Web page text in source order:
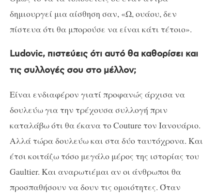
δημιουργεί μια αίσθηση σαν, «Ω, ουάου, δεν
πίστευα ότι θα μπορούσε να είναι κάτι τέτοιο».
Ludovic, πιστεύεις ότι αυτό θα καθορίσει και
τις συλλογές σου στο μέλλον;
Είναι ενδιαφέρον γιατί προφανώς άρχισα να
δουλεύω για την τρέχουσα συλλογή πριν
καταλάβω ότι θα έκανα το Couture τον Ιανουάριο.
Αλλά τώρα δουλεύω και στα δύο ταυτόχρονα. Και
έτσι κοιτάζω τόσο μεγάλο μέρος της ιστορίας του
Gaultier. Και αναρωτιέμαι αν οι άνθρωποι θα
προσπαθήσουν να δουν τις ομοιότητες. Όταν